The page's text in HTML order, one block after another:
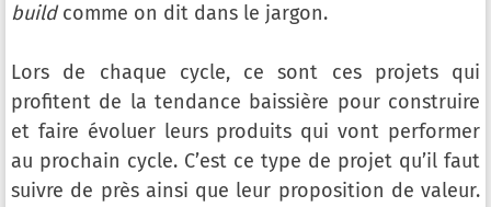
buildcomme on dit dans le jargon.
Lors de chaque cycle, ce sont ces projets qui
profitent de la tendance baissière pour construire
et faire évoluer leurs produits qui vont performer
au prochain cycle. C’est ce type de projet qu’il faut
suivre de près ainsi que leur proposition de valeur.